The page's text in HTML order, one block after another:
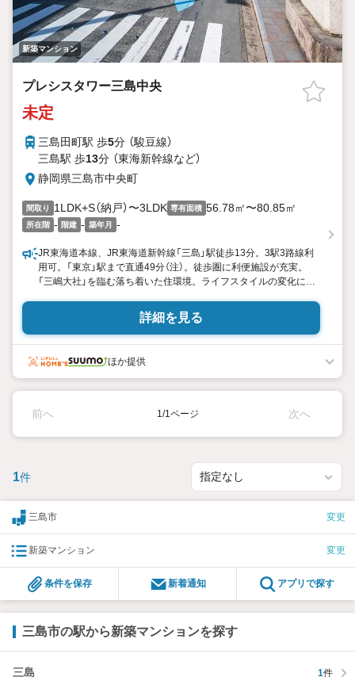
新築マンション
プレシスタワー三島中央
未定
三島田町駅 歩5分 （駿豆線）
三島駅 歩13分 （東海新幹線など）
静岡県三島市中央町
間取り 1LDK+S（納戸）〜3LDK 専有面積 56.78㎡〜80.85㎡
所在階 - 階建 - 築年月 -
JR東海道本線、JR東海道新幹線「三島」駅徒歩13分。3駅3路線利
用可。「東京」駅まで直通49分（注）。徒歩圏に利便施設が充実。
「三嶋大社」を臨む落ち着いた住環境。ライフスタイルの変化に柔
て「プレシスタワー三島中央」誕生。物件エントリー受付中。
詳細を見る
ほか提供
前へ 1/1ページ 次へ
1件
三島市 変更
新築マンション 変更
条件を保存 新着通知 アプリで探す
三島市の駅から新築マンションを探す
三島 1件